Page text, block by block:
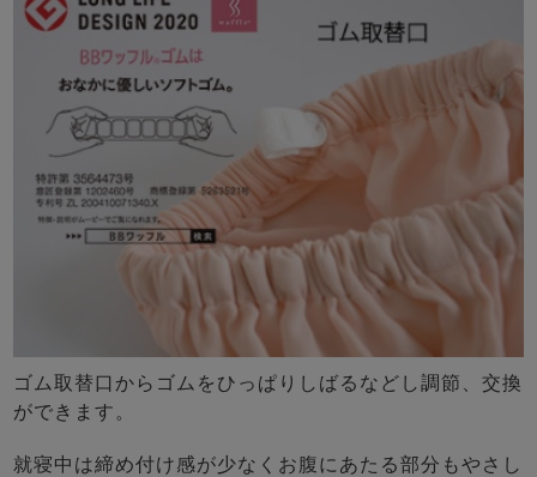
ゴム取替口からゴムをひっぱりしばるなどし調節、交換
ができます。
就寝中は締め付け感が少なくお腹にあたる部分もやさし